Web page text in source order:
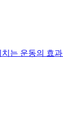
는 운동의 효